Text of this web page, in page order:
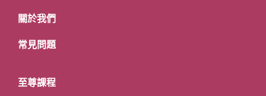
關於我們
常見問題
至尊課程